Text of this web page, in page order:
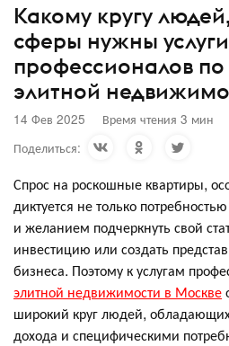
Какому кругу
сферы нужны услуги
профессионалов
элитной
14 Фев 2025 Время чтения 3 мин
Поделиться:
Спрос на роскошные квартиры,
диктуется не только
и желанием подчеркнуть свой
инвестицию или создать
бизнеса. Поэтому к услугам
элитной недвижимости в Москве
широкий круг людей,
дохода и специфическими